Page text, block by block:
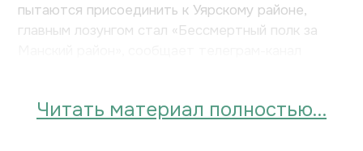
пытаются присоединить к Уярскому районе,
главным лозунгом стал «Бессмертный полк за
Читать материал полностью…